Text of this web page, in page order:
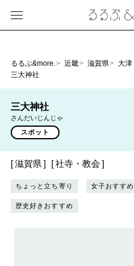
るるぶ&more. 近畿 滋賀県 大津
三大神社
三大神社
さんだいじんじゃ
スポット
滋賀県 社寺・教会
ちょっと立ち寄り 女子おすすめ
歴史好きおすすめ